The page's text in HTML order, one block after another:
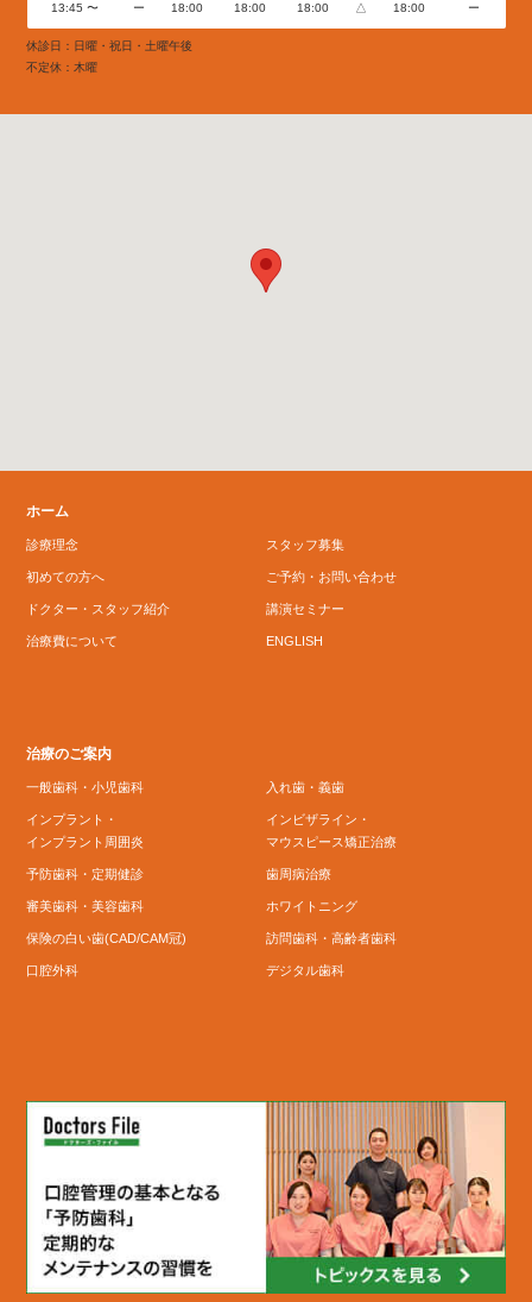
13:45 〜 ー 18:00 18:00 18:00 △ 18:00 ー
休診日：日曜・祝日・土曜午後
不定休：木曜
ホーム
診療理念
初めての方へ
ドクター・スタッフ紹介
治療費について
スタッフ募集
ご予約・お問い合わせ
講演セミナー
ENGLISH
治療のご案内
一般歯科・小児歯科
インプラント・
インプラント周囲炎
予防歯科・定期健診
審美歯科・美容歯科
保険の白い歯(CAD/CAM冠)
口腔外科
入れ歯・義歯
インビザライン・
マウスピース矯正治療
歯周病治療
ホワイトニング
訪問歯科・高齢者歯科
デジタル歯科